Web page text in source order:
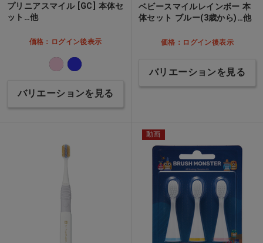
プリニアスマイル [GC] 本体セ
ット…他
価格：ログイン後表示
バリエーションを見る
ベビースマイルレインボー 本
体セット ブルー(3歳から)…他
価格：ログイン後表示
バリエーションを見る
動画